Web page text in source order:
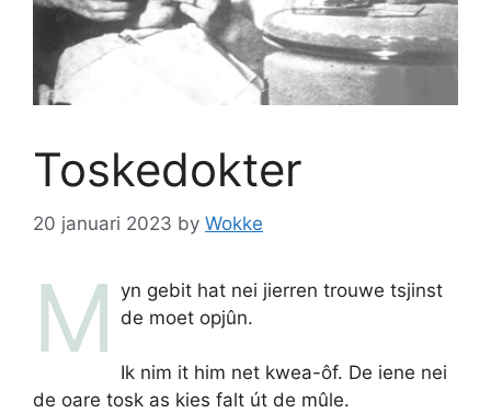
Toskedokter
20 januari 2023 by Wokke
M
yn gebit hat nei jierren trouwe tsjinst
de moet opjûn.
Ik nim it him net kwea-ôf. De iene nei
de oare tosk as kies falt út de mûle.